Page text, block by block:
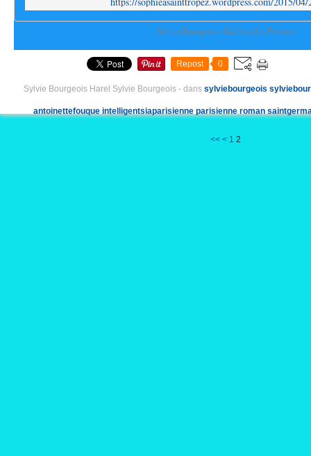
Sylvie Bourgeois - Edition des Femmes
Repost 0
Sylvie Bourgeois Harel Sylvie Bourgeois - dans sylviebourgeois
antoinettefouque intelligentsiaparisienne parisienne roman
<< < 1 2